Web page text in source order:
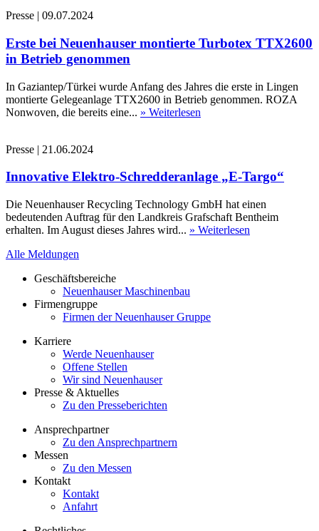
Presse | 09.07.2024
Erste bei Neuenhauser montierte Turbotex TTX2600
in Betrieb genommen
In Gaziantep/Türkei wurde Anfang des Jahres die erste in Lingen
montierte Gelegeanlage TTX2600 in Betrieb genommen. ROZA
Nonwoven, die bereits eine... » Weiterlesen
Presse | 21.06.2024
Innovative Elektro-Schredderanlage „E-Targo“
Die Neuenhauser Recycling Technology GmbH hat einen
bedeutenden Auftrag für den Landkreis Grafschaft Bentheim
erhalten. Im August dieses Jahres wird... » Weiterlesen
Alle Meldungen
Geschäftsbereiche
Neuenhauser Maschinenbau
Firmengruppe
Firmen der Neuenhauser Gruppe
Karriere
Werde Neuenhauser
Offene Stellen
Wir sind Neuenhauser
Presse & Aktuelles
Zu den Presseberichten
Ansprechpartner
Zu den Ansprechpartnern
Messen
Zu den Messen
Kontakt
Kontakt
Anfahrt